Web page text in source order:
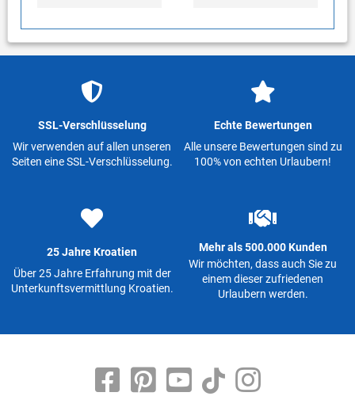
SSL-Verschlüsselung
Wir verwenden auf allen unseren
Seiten eine SSL-Verschlüsselung.
Echte Bewertungen
Alle unsere Bewertungen sind zu
100% von echten Urlaubern!
25 Jahre Kroatien
Über 25 Jahre Erfahrung mit der
Unterkunftsvermittlung Kroatien.
Mehr als 500.000 Kunden
Wir möchten, dass auch Sie zu
einem dieser zufriedenen
Urlaubern werden.